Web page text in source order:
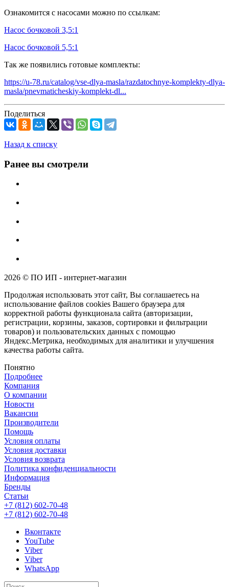
Ознакомится с насосами можно по ссылкам:
Насос бочковой 3,5:1
Насос бочковой 5,5:1
Так же появились готовые комплекты:
https://u-78.ru/catalog/vse-dlya-masla/razdatochnye-komplekty-dlya-
masla/pnevmaticheskiy-komplekt-dl...
Поделиться
Назад к списку
Ранее вы смотрели
2026 © ПО ИП - интернет-магазин
Продолжая использовать этот сайт, Вы соглашаетесь на
использование файлов cookies Вашего браузера для
корректной работы функционала сайта (авторизации,
регистрации, корзины, заказов, сортировки и фильтрации
товаров) и пользовательских данных с помощью
Яндекс.Метрика, необходимых для аналитики и улучшения
качества работы сайта.
Понятно
Подробнее
Компания
О компании
Новости
Вакансии
Производители
Помощь
Условия оплаты
Условия доставки
Условия возврата
Политика конфиденциальности
Информация
Бренды
Статьи
+7 (812) 602-70-48
+7 (812) 602-70-48
Вконтакте
YouTube
Viber
Viber
WhatsApp